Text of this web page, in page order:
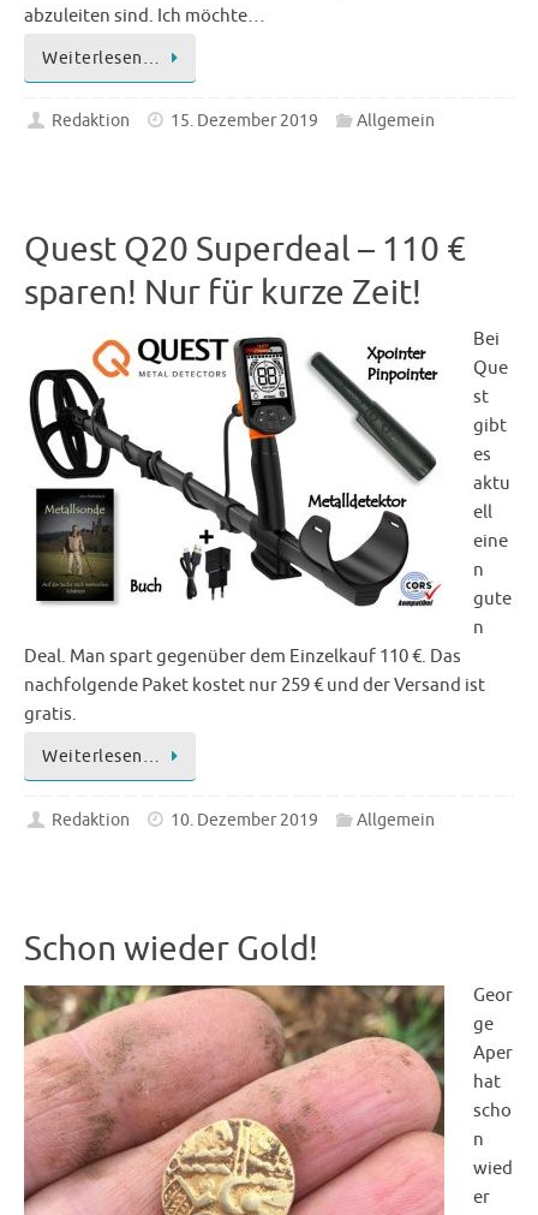
abzuleiten sind. Ich möchte…
Weiterlesen…
Redaktion 15. Dezember 2019 Allgemein
Quest Q20 Superdeal – 110 €
sparen! Nur für kurze Zeit!
Bei
Que
st
gibt
es
aktu
ell
eine
n
gute
n
Deal. Man spart gegenüber dem Einzelkauf 110 €. Das
nachfolgende Paket kostet nur 259 € und der Versand ist
gratis.
Weiterlesen…
Redaktion 10. Dezember 2019 Allgemein
Schon wieder Gold!
Geor
ge
Aper
hat
scho
n
wied
er